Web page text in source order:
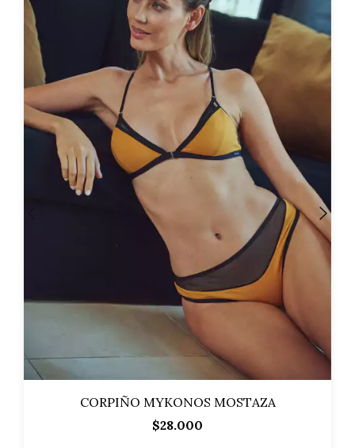
CORPIÑO MYKONOS MOSTAZA
$28.000